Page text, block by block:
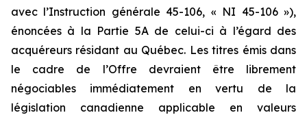
avec l’Instruction générale 45-106, « NI 45-106 »),
énoncées à la Partie 5A de celui-ci à l’égard des
acquéreurs résidant au Québec. Les titres émis dans
le cadre de l’Offre devraient être librement
négociables immédiatement en vertu de la
législation canadienne applicable en valeurs